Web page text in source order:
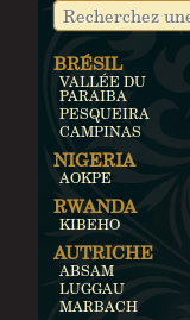
BRÉSIL
VALLÉE DU
PARAIBA
PESQUEIRA
CAMPINAS
NIGERIA
AOKPE
RWANDA
KIBEHO
AUTRICHE
ABSAM
LUGGAU
MARBACH